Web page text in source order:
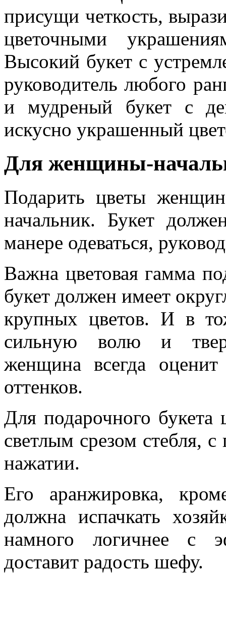
присущи четкость,
цветочными
Высокий букет с
руководитель любого
и мудреный букет с
искусно украшенный
Для женщины-
Подарить цветы
начальник. Букет
манере одеваться,
Важна цветовая гамма
букет должен имеет
крупных цветов. И в
сильную волю и
женщина всегда
оттенков.
Для подарочного
светлым срезом стебля,
нажатии.
Его аранжировка,
должна испачкать
намного логичнее с
доставит радость шефу.